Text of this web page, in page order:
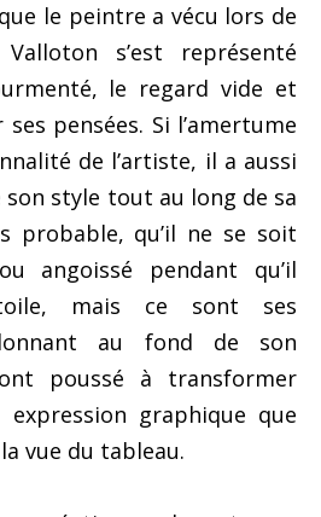
le peintre a vécu lors de
s’est représenté
le regard vide et
pensées. Si l’amertume
de l’artiste, il a aussi
style tout au long de sa
probable, qu’il ne se soit
angoissé pendant qu’il
mais ce sont ses
au fond de son
poussé à transformer
graphique que
vue du tableau.